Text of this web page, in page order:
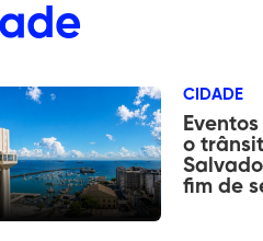
CIDADE
o
fim de